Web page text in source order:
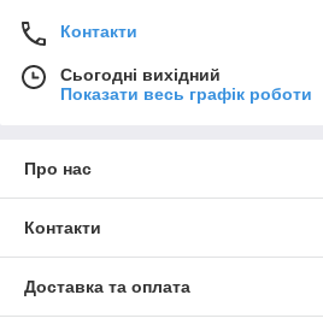
Контакти
Сьогодні вихідний
Показати весь графік роботи
Про нас
Контакти
Доставка та оплата